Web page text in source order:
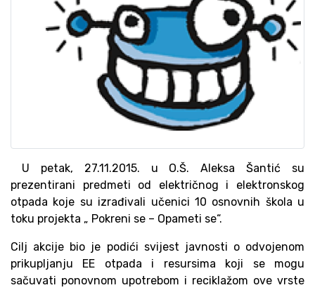
U petak, 27.11.2015. u O.Š. Aleksa Šantić su
prezentirani predmeti od električnog i elektronskog
otpada koje su izrađivali učenici 10 osnovnih škola u
toku projekta „ Pokreni se – Opameti se“.
Cilj akcije bio je podići svijest javnosti o odvojenom
prikupljanju EE otpada i resursima koji se mogu
sačuvati ponovnom upotrebom i reciklažom ove vrste